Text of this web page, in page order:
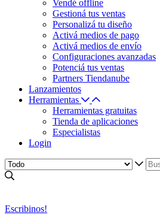
Vendé offline
Gestioná tus ventas
Personalizá tu diseño
Activá medios de pago
Activá medios de envío
Configuraciones avanzadas
Potenciá tus ventas
Partners Tiendanube
Lanzamientos
Herramientas
Herramientas gratuitas
Tienda de aplicaciones
Especialistas
Login
Escribinos!